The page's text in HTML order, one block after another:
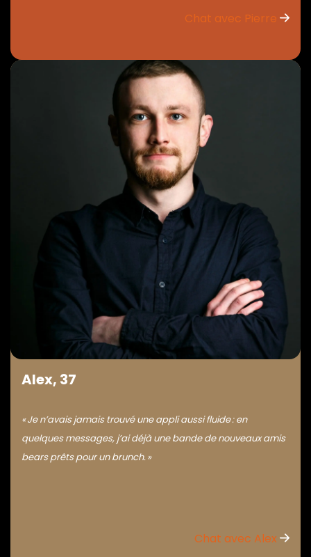
Chat avec Pierre
Alex, 37
« Je n’avais jamais trouvé une appli aussi fluide : en
quelques messages, j’ai déjà une bande de nouveaux amis
bears prêts pour un brunch. »
Chat avec Alex